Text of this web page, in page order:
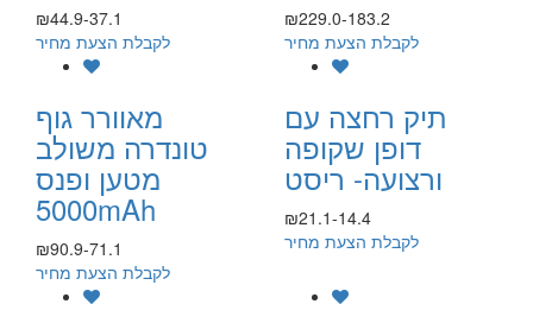
₪229.0-183.2
לקבלת הצעת מחיר
₪44.9-37.1
לקבלת הצעת מחיר
תיק רחצה עם
דופן שקופה
ורצועה- ריסט
₪21.1-14.4
לקבלת הצעת מחיר
מאוורר גוף
טונדרה משולב
מטען ופנס
5000mAh
₪90.9-71.1
לקבלת הצעת מחיר